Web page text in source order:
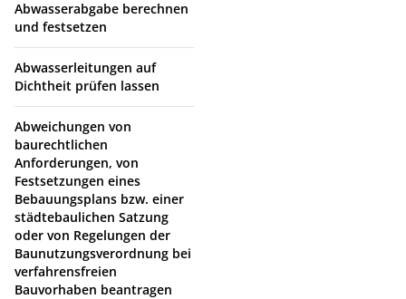
Abwasserabgabe berechnen
und festsetzen
Abwasserleitungen auf
Dichtheit prüfen lassen
Abweichungen von
baurechtlichen
Anforderungen, von
Festsetzungen eines
Bebauungsplans bzw. einer
städtebaulichen Satzung
oder von Regelungen der
Baunutzungsverordnung bei
verfahrensfreien
Bauvorhaben beantragen